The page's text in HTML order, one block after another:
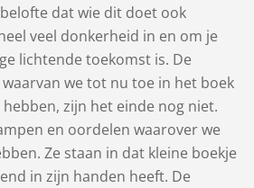
dat wie dit doet ook
veel donkerheid in en om je
lichtende toekomst is. De
we tot nu toe in het boek
zijn het einde nog niet.
en oordelen waarover we
Ze staan in dat kleine boekje
in zijn handen heeft. De